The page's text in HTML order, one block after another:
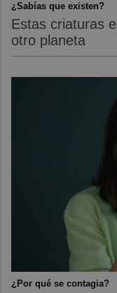
¿Sabías que existen?
Estas criaturas
otro planeta
¿Por qué se contagia?